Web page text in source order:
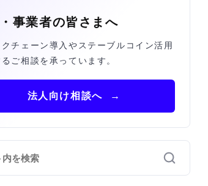
事業者の皆さまへ
チェーン導入やステーブルコイン活用
ご相談を承っています。
法人向け相談へ